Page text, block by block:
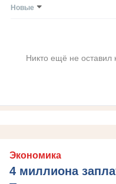
Новые
Никто ещё не оставил
Экономика
4 миллиона